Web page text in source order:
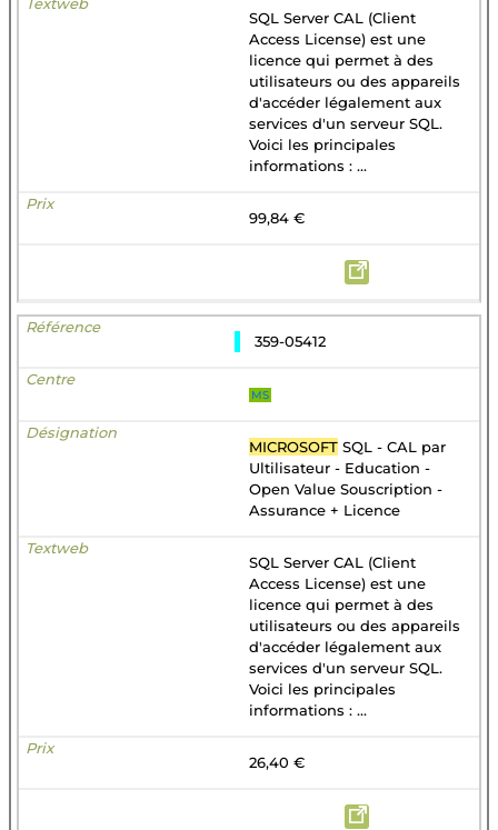
SQL Server CAL (Client
Access License) est une
licence qui permet à des
utilisateurs ou des appareils
d'accéder légalement aux
services d'un serveur SQL.
Voici les principales
informations : ...
99,84 €
359-05412
MS
MICROSOFT SQL - CAL par
Ultilisateur - Education -
Open Value Souscription -
Assurance + Licence
SQL Server CAL (Client
Access License) est une
licence qui permet à des
utilisateurs ou des appareils
d'accéder légalement aux
services d'un serveur SQL.
Voici les principales
informations : ...
26,40 €